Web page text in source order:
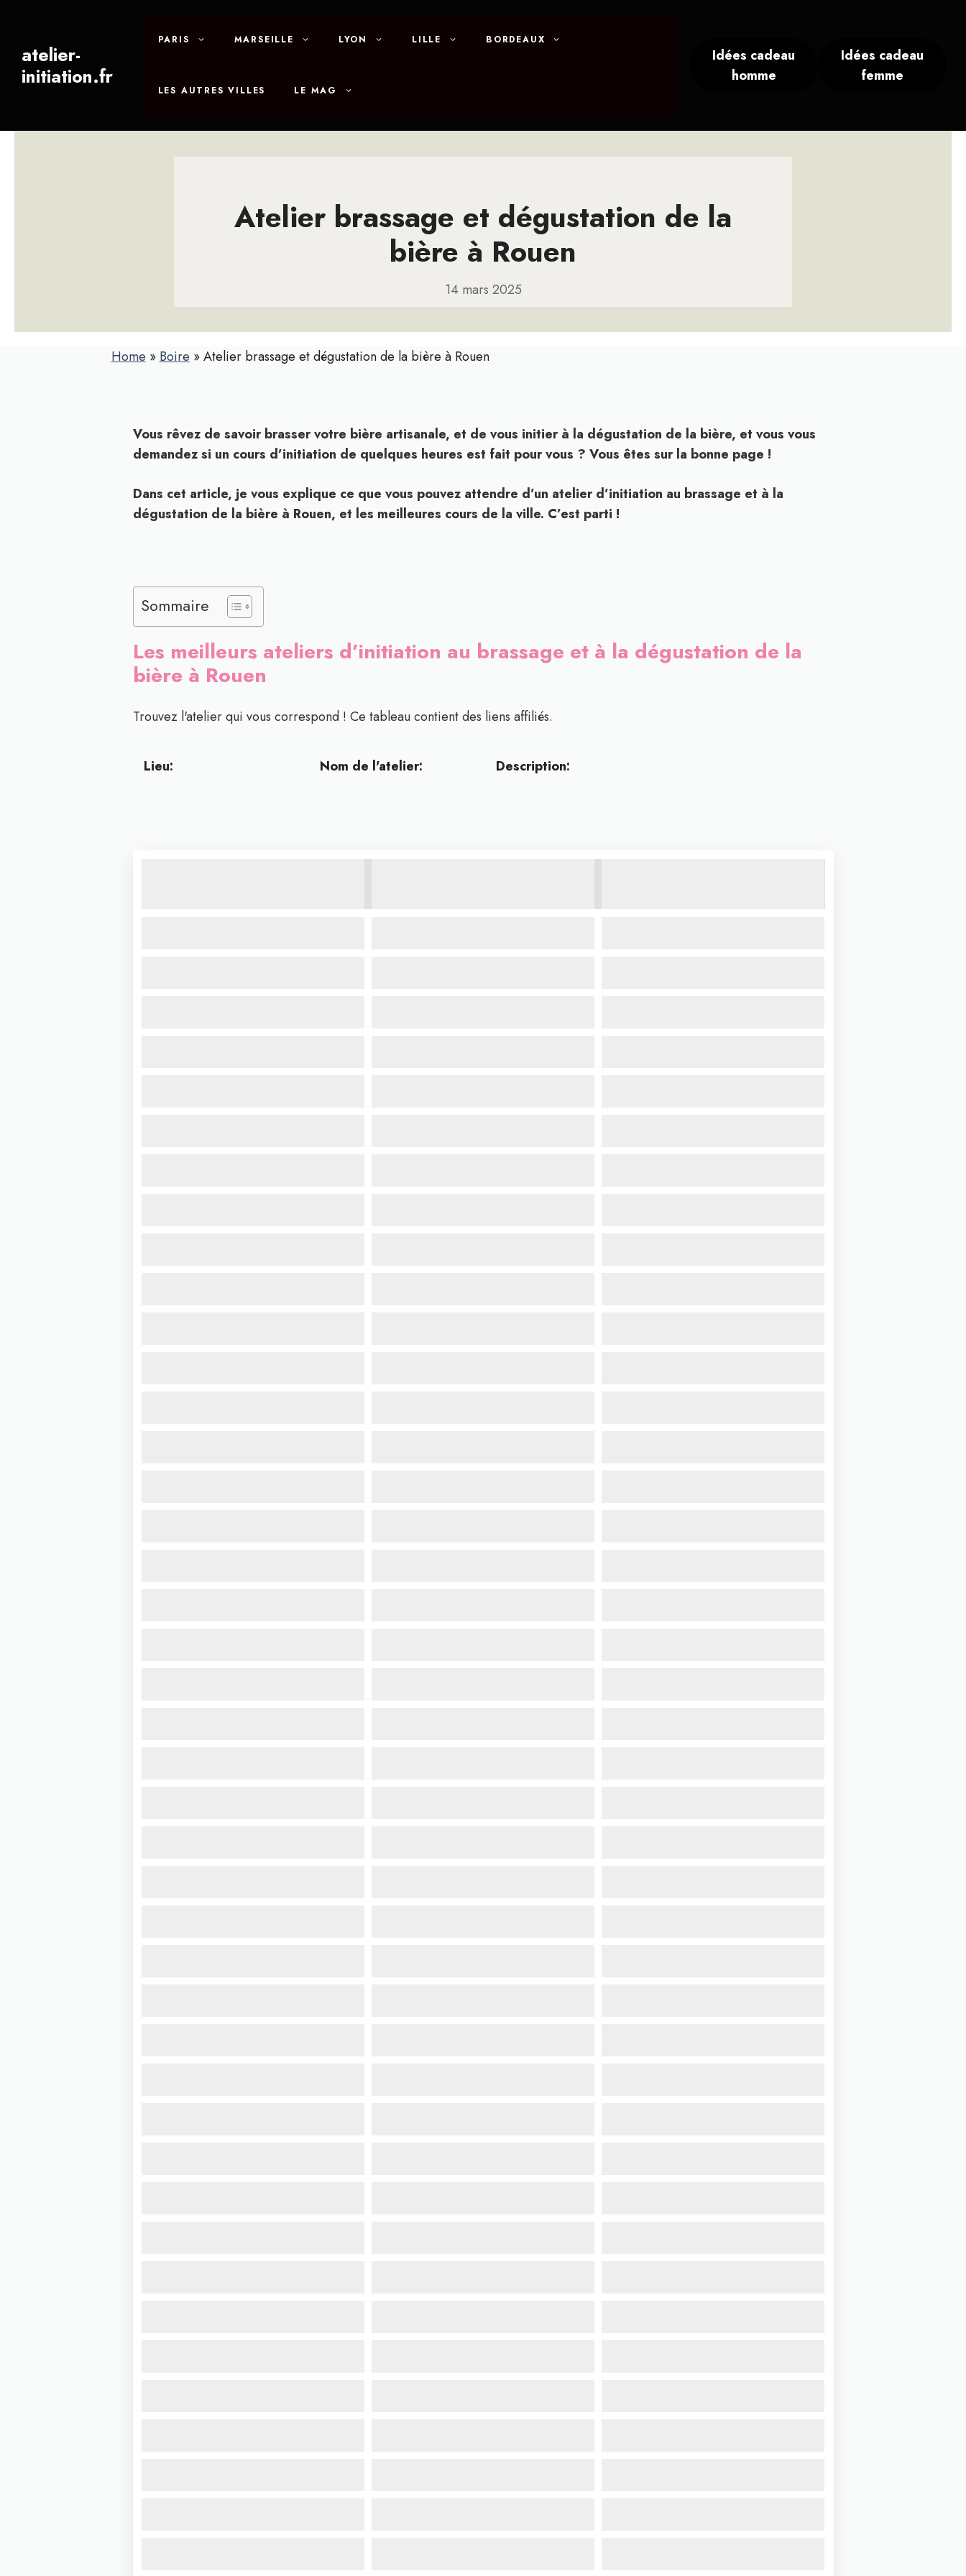
contenuatelier-
initiation.fr
PARIS MARSEILLE LYON LILLE BORDEAUX
LES AUTRES VILLES LE MAG
Idées cadeau
homme
Idées cadeau
femme
Atelier brassage et dégustation de la
bière à Rouen
14 mars 2025
Home » Boire »Atelier brassage et dégustation de la bière à Rouen
Vous rêvez de savoir brasser votre bière artisanale, et de vous initier à la dégustation de la bière, et vous vous
demandez si un cours d’initiation de quelques heures est fait pour vous ? Vous êtes sur la bonne page !
Dans cet article, je vous explique ce que vous pouvez attendre d’un atelier d’initiation au brassage et à la
dégustation de la bière à Rouen, et les meilleures cours de la ville. C’est parti !
Sommaire
Les meilleurs ateliers d’initiation au brassage et à la dégustation de la
bière à Rouen
Trouvez l'atelier qui vous correspond ! Ce tableau contient des liens affiliés.
Lieu: Nom de l'atelier: Description: